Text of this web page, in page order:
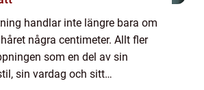
handlar inte längre bara om
några centimeter. Allt fler
som en del av sin
sin vardag och sitt